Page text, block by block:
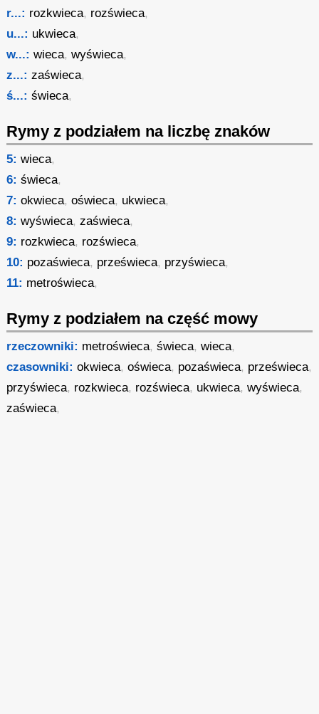
r...: rozkwieca, rozświeca,
u...: ukwieca,
w...: wieca,wyświeca,
z...: zaświeca,
ś...: świeca,
Rymy z podziałem na liczbę znaków
5: wieca,
6: świeca,
7: okwieca,oświeca, ukwieca,
8: wyświeca,zaświeca,
9: rozkwieca, rozświeca,
10: pozaświeca, prześwieca, przyświeca,
11: metroświeca,
Rymy z podziałem na część mowy
rzeczowniki: metroświeca,świeca,wieca,
czasowniki: okwieca,oświeca, pozaświeca, prześwieca,
przyświeca, rozkwieca, rozświeca, ukwieca,wyświeca,
zaświeca,